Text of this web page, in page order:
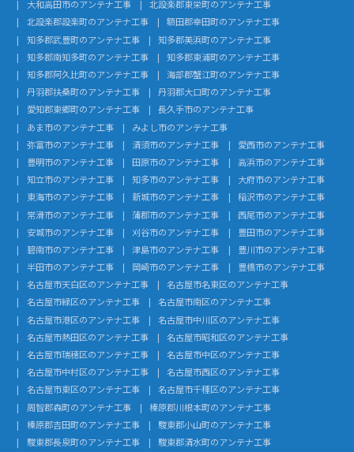
大和高田市のアンテナ工事
北設楽郡東栄町のアンテナ工事
北設楽郡設楽町のアンテナ工事
額田郡幸田町のアンテナ工事
知多郡武豊町のアンテナ工事
知多郡美浜町のアンテナ工事
知多郡南知多町のアンテナ工事
知多郡東浦町のアンテナ工事
知多郡阿久比町のアンテナ工事
海部郡蟹江町のアンテナ工事
丹羽郡扶桑町のアンテナ工事
丹羽郡大口町のアンテナ工事
愛知郡東郷町のアンテナ工事
長久手市のアンテナ工事
あま市のアンテナ工事
みよし市のアンテナ工事
弥富市のアンテナ工事
清須市のアンテナ工事
愛西市のアンテナ工事
豊明市のアンテナ工事
田原市のアンテナ工事
高浜市のアンテナ工事
知立市のアンテナ工事
知多市のアンテナ工事
大府市のアンテナ工事
東海市のアンテナ工事
新城市のアンテナ工事
稲沢市のアンテナ工事
常滑市のアンテナ工事
蒲郡市のアンテナ工事
西尾市のアンテナ工事
安城市のアンテナ工事
刈谷市のアンテナ工事
豊田市のアンテナ工事
碧南市のアンテナ工事
津島市のアンテナ工事
豊川市のアンテナ工事
半田市のアンテナ工事
岡崎市のアンテナ工事
豊橋市のアンテナ工事
名古屋市天白区のアンテナ工事
名古屋市名東区のアンテナ工事
名古屋市緑区のアンテナ工事
名古屋市南区のアンテナ工事
名古屋市港区のアンテナ工事
名古屋市中川区のアンテナ工事
名古屋市熱田区のアンテナ工事
名古屋市昭和区のアンテナ工事
名古屋市瑞穂区のアンテナ工事
名古屋市中区のアンテナ工事
名古屋市中村区のアンテナ工事
名古屋市西区のアンテナ工事
名古屋市東区のアンテナ工事
名古屋市千種区のアンテナ工事
周智郡森町のアンテナ工事
榛原郡川根本町のアンテナ工事
榛原郡吉田町のアンテナ工事
駿東郡小山町のアンテナ工事
駿東郡長泉町のアンテナ工事
駿東郡清水町のアンテナ工事